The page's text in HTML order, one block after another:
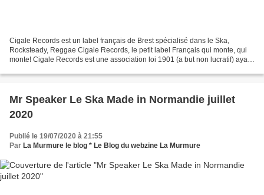
Cigale Records est un label français de Brest spécialisé dans le Ska,
Rocksteady, Reggae Cigale Records, le petit label Français qui monte, qui
monte! Cigale Records est une association loi 1901 (a but non lucratif) ayant
Mr Speaker Le Ska Made in Normandie juillet
2020
Publié le 19/07/2020 à 21:55
Par La Murmure le blog * Le Blog du webzine La Murmure